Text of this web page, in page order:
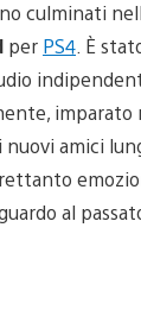
culminati
per PS4 . È
imparato
amici
al